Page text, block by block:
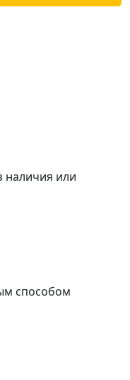
наличия или
способом